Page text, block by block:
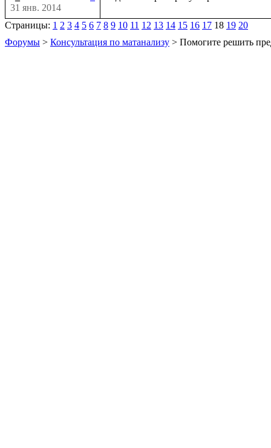
31 янв. 2014
Страницы: 1 2 3 4 5 6 7 8 9 10 11 12 13 14 15 16 17 18 19 20
Форумы > Консультация по матанализу > Помогите решить